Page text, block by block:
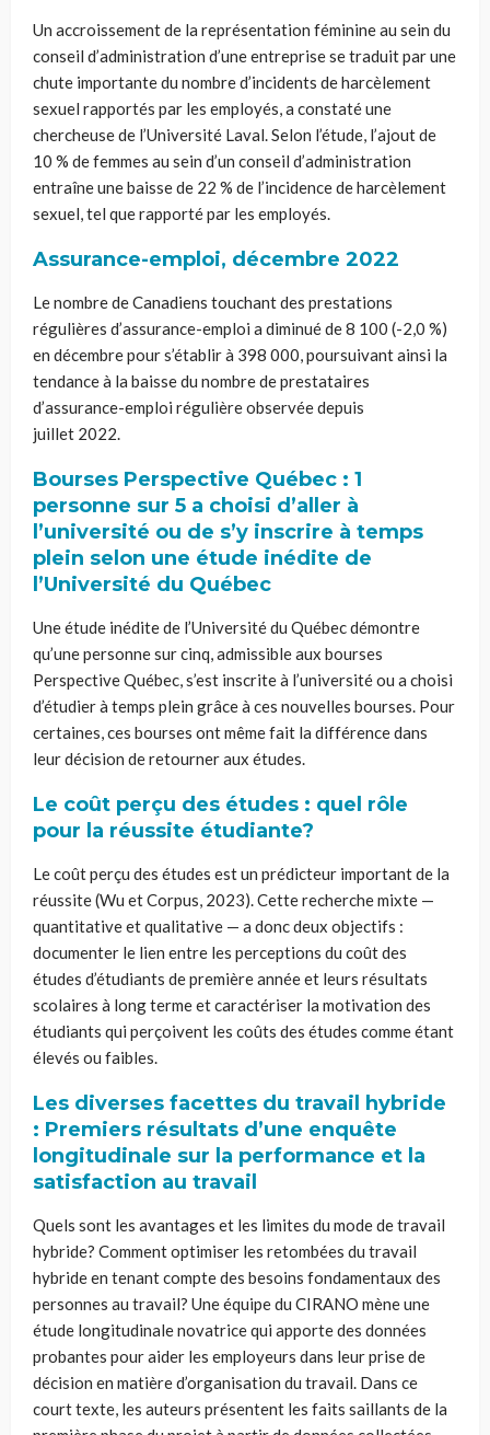
Un accroissement de la représentation féminine au sein du
conseil d’administration d’une entreprise se traduit par une
chute importante du nombre d’incidents de harcèlement
sexuel rapportés par les employés, a constaté une
chercheuse de l’Université Laval. Selon l’étude, l’ajout de
10 % de femmes au sein d’un conseil d’administration
entraîne une baisse de 22 % de l’incidence de harcèlement
sexuel, tel que rapporté par les employés.
Assurance-emploi, décembre 2022
Le nombre de Canadiens touchant des prestations
régulières d’assurance-emploi a diminué de 8 100 (-2,0 %)
en décembre pour s’établir à 398 000, poursuivant ainsi la
tendance à la baisse du nombre de prestataires
d’assurance-emploi régulière observée depuis
juillet 2022.
Bourses Perspective Québec : 1
personne sur 5 a choisi d’aller à
l’université ou de s’y inscrire à temps
plein selon une étude inédite de
l’Université du Québec
Une étude inédite de l’Université du Québec démontre
qu’une personne sur cinq, admissible aux bourses
Perspective Québec, s’est inscrite à l’université ou a choisi
d’étudier à temps plein grâce à ces nouvelles bourses. Pour
certaines, ces bourses ont même fait la différence dans
leur décision de retourner aux études.
Le coût perçu des études : quel rôle
pour la réussite étudiante?
Le coût perçu des études est un prédicteur important de la
réussite (Wu et Corpus, 2023). Cette recherche mixte —
quantitative et qualitative — a donc deux objectifs :
documenter le lien entre les perceptions du coût des
études d’étudiants de première année et leurs résultats
scolaires à long terme et caractériser la motivation des
étudiants qui perçoivent les coûts des études comme étant
élevés ou faibles.
Les diverses facettes du travail hybride
: Premiers résultats d’une enquête
longitudinale sur la performance et la
satisfaction au travail
Quels sont les avantages et les limites du mode de travail
hybride? Comment optimiser les retombées du travail
hybride en tenant compte des besoins fondamentaux des
personnes au travail? Une équipe du CIRANO mène une
étude longitudinale novatrice qui apporte des données
probantes pour aider les employeurs dans leur prise de
décision en matière d’organisation du travail. Dans ce
court texte, les auteurs présentent les faits saillants de la